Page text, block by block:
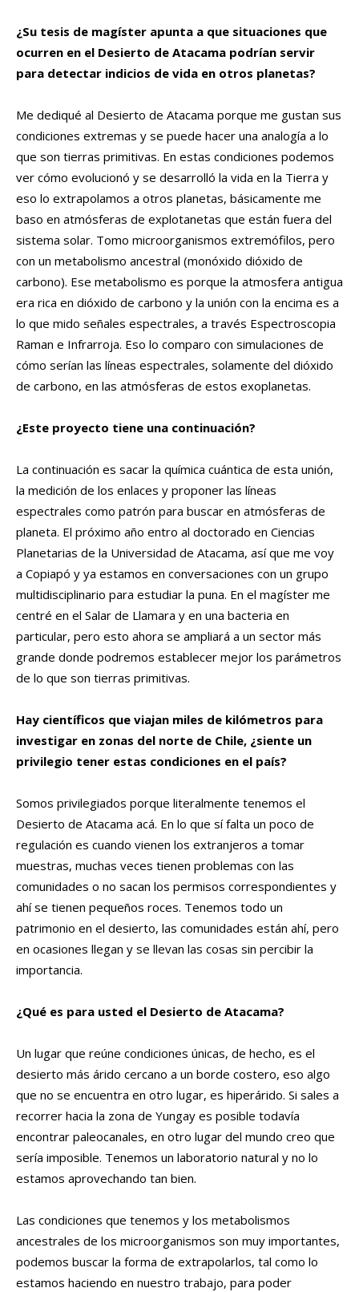
¿Su tesis de magíster apunta a que situaciones que
ocurren en el Desierto de Atacama podrían servir
para detectar indicios de vida en otros planetas?
Me dediqué al Desierto de Atacama porque me gustan sus
condiciones extremas y se puede hacer una analogía a lo
que son tierras primitivas. En estas condiciones podemos
ver cómo evolucionó y se desarrolló la vida en la Tierra y
eso lo extrapolamos a otros planetas, básicamente me
baso en atmósferas de explotanetas que están fuera del
sistema solar. Tomo microorganismos extremófilos, pero
con un metabolismo ancestral (monóxido dióxido de
carbono). Ese metabolismo es porque la atmosfera antigua
era rica en dióxido de carbono y la unión con la encima es a
lo que mido señales espectrales, a través Espectroscopia
Raman e Infrarroja. Eso lo comparo con simulaciones de
cómo serían las líneas espectrales, solamente del dióxido
de carbono, en las atmósferas de estos exoplanetas.
¿Este proyecto tiene una continuación?
La continuación es sacar la química cuántica de esta unión,
la medición de los enlaces y proponer las líneas
espectrales como patrón para buscar en atmósferas de
planeta. El próximo año entro al doctorado en Ciencias
Planetarias de la Universidad de Atacama, así que me voy
a Copiapó y ya estamos en conversaciones con un grupo
multidisciplinario para estudiar la puna. En el magíster me
centré en el Salar de Llamara y en una bacteria en
particular, pero esto ahora se ampliará a un sector más
grande donde podremos establecer mejor los parámetros
de lo que son tierras primitivas.
Hay científicos que viajan miles de kilómetros para
investigar en zonas del norte de Chile, ¿siente un
privilegio tener estas condiciones en el país?
Somos privilegiados porque literalmente tenemos el
Desierto de Atacama acá. En lo que sí falta un poco de
regulación es cuando vienen los extranjeros a tomar
muestras, muchas veces tienen problemas con las
comunidades o no sacan los permisos correspondientes y
ahí se tienen pequeños roces. Tenemos todo un
patrimonio en el desierto, las comunidades están ahí, pero
en ocasiones llegan y se llevan las cosas sin percibir la
importancia.
¿Qué es para usted el Desierto de Atacama?
Un lugar que reúne condiciones únicas, de hecho, es el
desierto más árido cercano a un borde costero, eso algo
que no se encuentra en otro lugar, es hiperárido. Si sales a
recorrer hacia la zona de Yungay es posible todavía
encontrar paleocanales, en otro lugar del mundo creo que
sería imposible. Tenemos un laboratorio natural y no lo
estamos aprovechando tan bien.
Las condiciones que tenemos y los metabolismos
ancestrales de los microorganismos son muy importantes,
podemos buscar la forma de extrapolarlos, tal como lo
estamos haciendo en nuestro trabajo, para poder